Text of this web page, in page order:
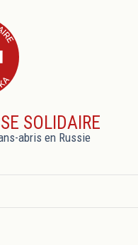
SOLIDAIRE
abris en Russie